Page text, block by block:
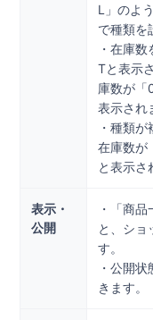
L」のよ
で種類を
・在庫
Tと表示
庫数が「
表示され
・種類
在庫数が
と表示さ
表示・
公開
・「商
と、ショ
す。
・公開
きます。